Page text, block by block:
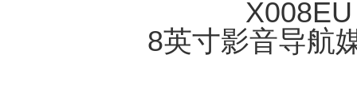
X008EU
8英寸影音导航